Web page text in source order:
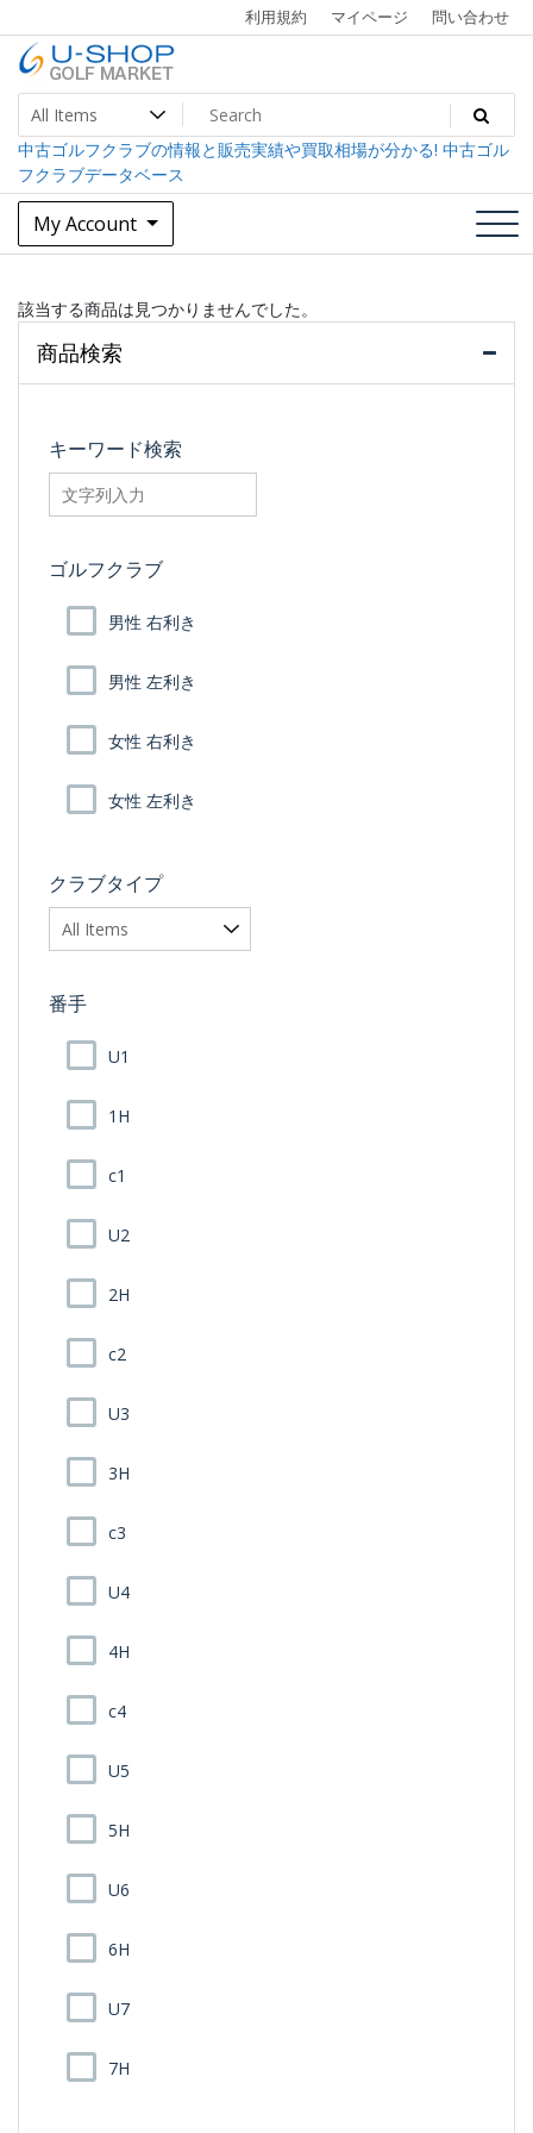
to
content
利用規約 マイページ 問い合わせ
U-SHOP Golf Market dev
中古ゴルフクラブ最大級！U-SHOPゴルフマーケット
中古ゴルフクラブの情報と販売実績や買取相場が分かる! 中古ゴル
フクラブデータベース
My Account
該当する商品は見つかりませんでした。
商品検索
キーワード検索
searchfilter_pro
ゴルフクラブ
男性 右利き
男性 左利き
女性 右利き
女性 左利き
クラブタイプ
番手
U1
1H
c1
U2
2H
c2
U3
3H
c3
U4
4H
c4
U5
5H
U6
6H
U7
7H